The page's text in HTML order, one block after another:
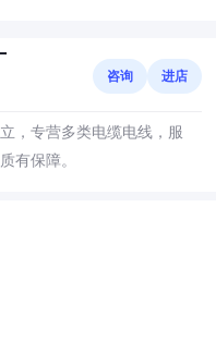
咨询 进店
，专营多类电缆电线，服
有保障。